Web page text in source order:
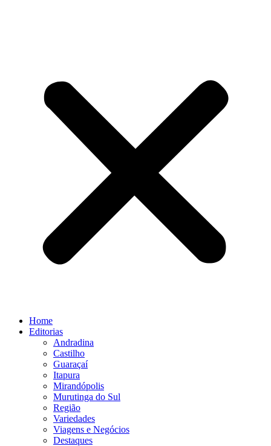
Home
Editorias
Andradina
Castilho
Guaraçaí
Itapura
Mirandópolis
Murutinga do Sul
Região
Variedades
Viagens e Negócios
Destaques